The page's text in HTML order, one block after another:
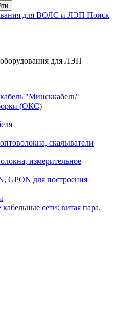
Поиск
"Минсккабель"
(ОКС)
скалыватели
измерительное
GPON для построения
сети: ​витая пара,